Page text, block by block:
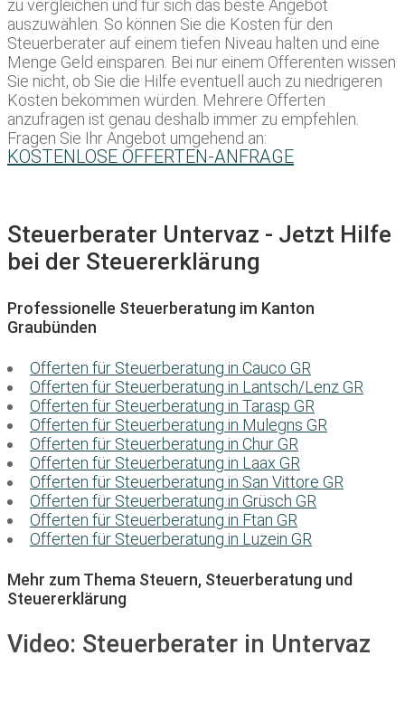
zu vergleichen und für sich das beste Angebot
auszuwählen. So können Sie die Kosten für den
Steuerberater auf einem tiefen Niveau halten und eine
Menge Geld einsparen. Bei nur einem Offerenten wissen
Sie nicht, ob Sie die Hilfe eventuell auch zu niedrigeren
Kosten bekommen würden. Mehrere Offerten
anzufragen ist genau deshalb immer zu empfehlen.
Fragen Sie Ihr Angebot umgehend an:
KOSTENLOSE OFFERTEN-ANFRAGE
Steuerberater Untervaz - Jetzt Hilfe
bei der Steuererklärung
Professionelle Steuerberatung im Kanton
Graubünden
Offerten für Steuerberatung in Cauco GR
Offerten für Steuerberatung in Lantsch/Lenz GR
Offerten für Steuerberatung in Tarasp GR
Offerten für Steuerberatung in Mulegns GR
Offerten für Steuerberatung in Chur GR
Offerten für Steuerberatung in Laax GR
Offerten für Steuerberatung in San Vittore GR
Offerten für Steuerberatung in Grüsch GR
Offerten für Steuerberatung in Ftan GR
Offerten für Steuerberatung in Luzein GR
Mehr zum Thema Steuern, Steuerberatung und
Steuererklärung
Video: Steuerberater in Untervaz